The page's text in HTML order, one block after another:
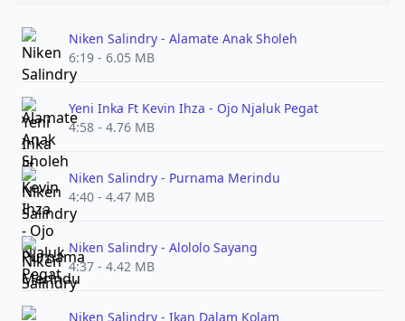
Niken Salindry - Alamate Anak Sholeh
6:19 - 6.05 MB
Yeni Inka Ft Kevin Ihza - Ojo Njaluk Pegat
4:58 - 4.76 MB
Niken Salindry - Purnama Merindu
4:40 - 4.47 MB
Niken Salindry - Alololo Sayang
4:37 - 4.42 MB
Niken Salindry - Ikan Dalam Kolam